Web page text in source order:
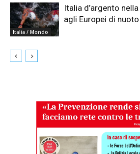
Italia / Mondo
Italia d’argento
agli Europei di